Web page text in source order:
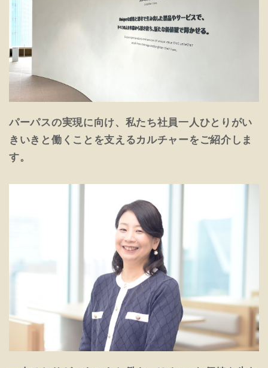
パーパスの実現に向け、私たち社員一人ひとりがい
きいきと働くことを支えるカルチャーをご紹介しま
す。